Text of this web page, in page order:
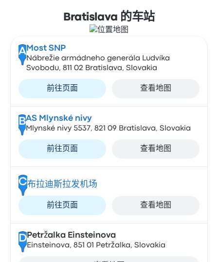
Bratislava 的车站
A Most SNP
Nábrežie armádneho generála Ludvíka
Svobodu, 811 02 Bratislava, Slovakia
前往页面 查看地图
BAS Mlynské nivy
Mlynské nivy 5537, 821 09 Bratislava, Slovakia
前往页面 查看地图
C布拉迪斯拉发机场
前往页面 查看地图
DPetržalka Einsteinova
Einsteinova, 851 01 Petržalka, Slovakia